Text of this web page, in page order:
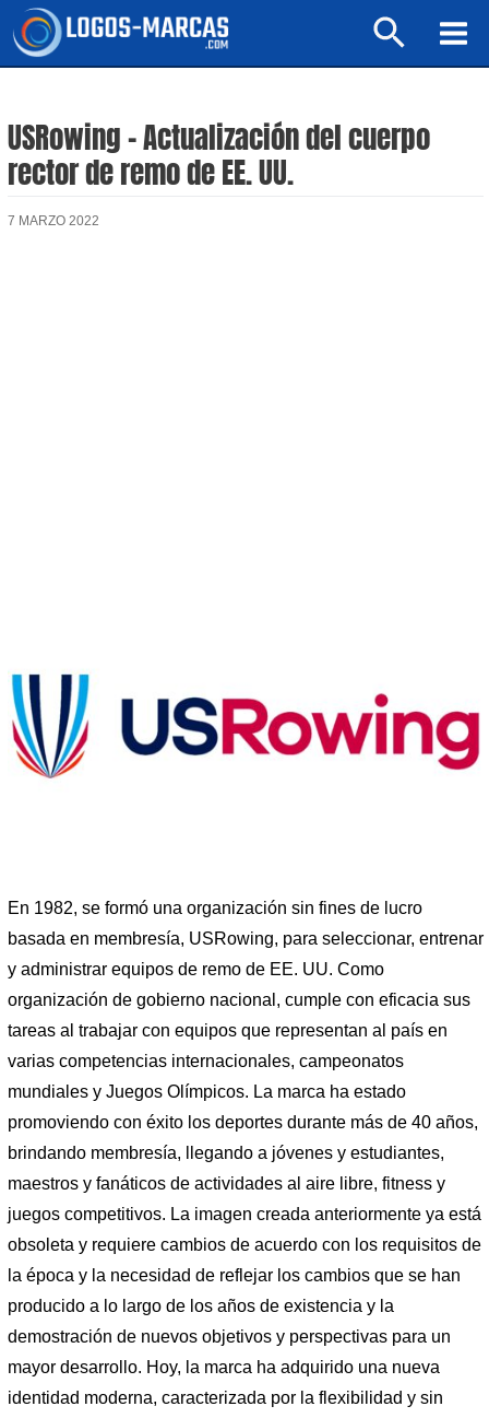
Buscar
USRowing – Actualización del cuerpo
rector de remo de EE. UU.
7 MARZO 2022
En 1982, se formó una organización sin fines de lucro
basada en membresía, USRowing, para seleccionar, entrenar
y administrar equipos de remo de EE. UU. Como
organización de gobierno nacional, cumple con eficacia sus
tareas al trabajar con equipos que representan al país en
varias competencias internacionales, campeonatos
mundiales y Juegos Olímpicos. La marca ha estado
promoviendo con éxito los deportes durante más de 40 años,
brindando membresía, llegando a jóvenes y estudiantes,
maestros y fanáticos de actividades al aire libre, fitness y
juegos competitivos. La imagen creada anteriormente ya está
obsoleta y requiere cambios de acuerdo con los requisitos de
la época y la necesidad de reflejar los cambios que se han
producido a lo largo de los años de existencia y la
demostración de nuevos objetivos y perspectivas para un
mayor desarrollo. Hoy, la marca ha adquirido una nueva
identidad moderna, caracterizada por la flexibilidad y sin